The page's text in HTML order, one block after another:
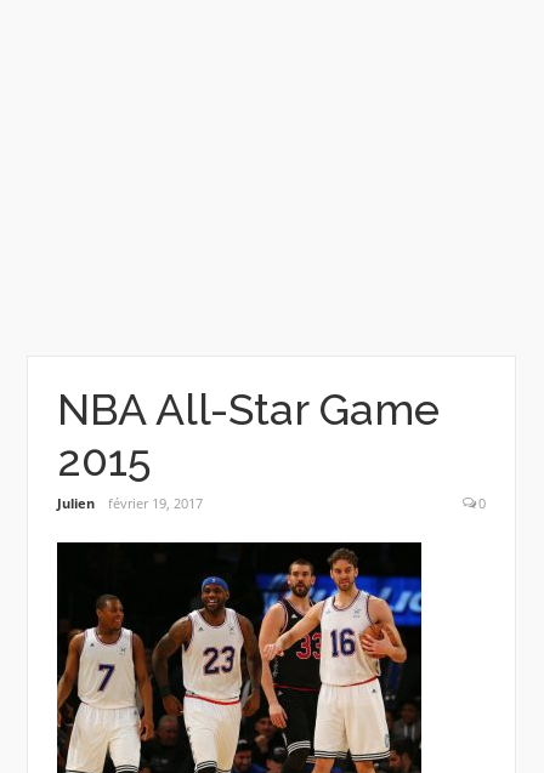
NBA All-Star Game
2015
Julien février 19, 2017 0